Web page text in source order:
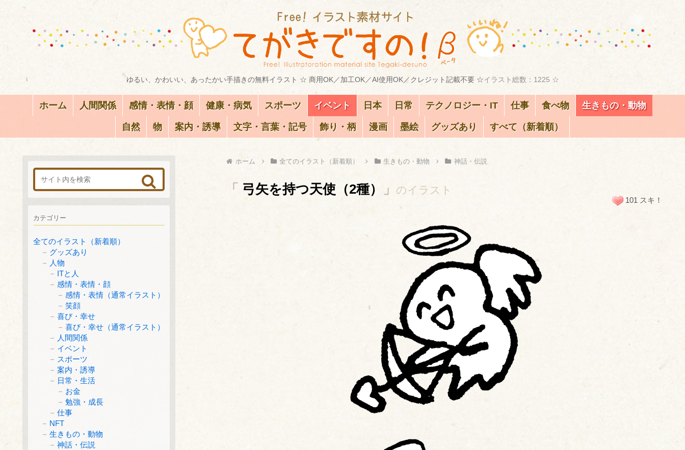
ゆるい、かわいい、あったかい手描きの無料イラスト ☆ 商用OK／加工OK／AI使用OK／クレジット記載不要 ☆イラスト総数：1225 ☆
ホーム 人間関係 感情・表情・顔 健康・病気 スポーツ イベント 日本 日常 テクノロジー・IT 仕事 食べ物 生きもの・動物
自然 物 案内・誘導 文字・言葉・記号 飾り・柄 漫画 墨絵 グッズあり すべて（新着順）
ホーム 全てのイラスト（新着順） 生きもの・動物 神話・伝説
「 弓矢を持つ天使（2種） 」 のイラスト
101 スキ！
カテゴリー
全てのイラスト（新着順）
グッズあり
人物
ITと人
感情・表情・顔
感情・表情（通常イラスト）
笑顔
喜び・幸せ
喜び・幸せ（通常イラスト）
人間関係
イベント
スポーツ
案内・誘導
日常・生活
お金
勉強・成長
仕事
NFT
生きもの・動物
神話・伝説